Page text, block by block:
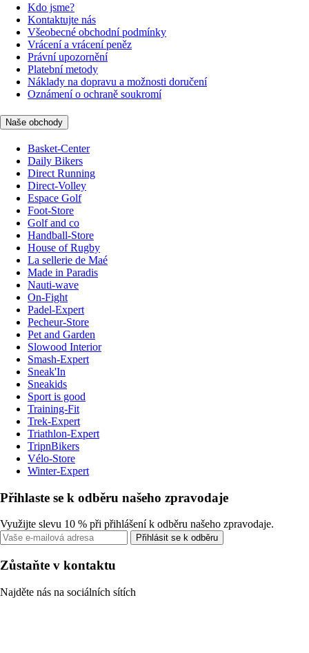
Kdo jsme?
Kontaktujte nás
Všeobecné obchodní podmínky
Vrácení a vrácení peněz
Právní upozornění
Platební metody
Náklady na dopravu a možnosti doručení
Oznámení o ochraně soukromí
Naše obchody
Basket-Center
Daily Bikers
Direct Running
Direct-Volley
Espace Golf
Foot-Store
Golf and co
Handball-Store
House of Rugby
La sellerie de Maé
Made in Paradis
Nauti-wave
On-Fight
Padel-Expert
Pecheur-Store
Pet and Garden
Slowood Interior
Smash-Expert
Sneak'In
Sneakids
Sport is good
Training-Fit
Trek-Expert
Triathlon-Expert
TripnBikers
Vélo-Store
Winter-Expert
Přihlaste se k odběru našeho zpravodaje
Využijte slevu 10 % při přihlášení k odběru našeho zpravodaje.
Přihlásit se k odběru
Zůstaňte v kontaktu
Najděte nás na sociálních sítích